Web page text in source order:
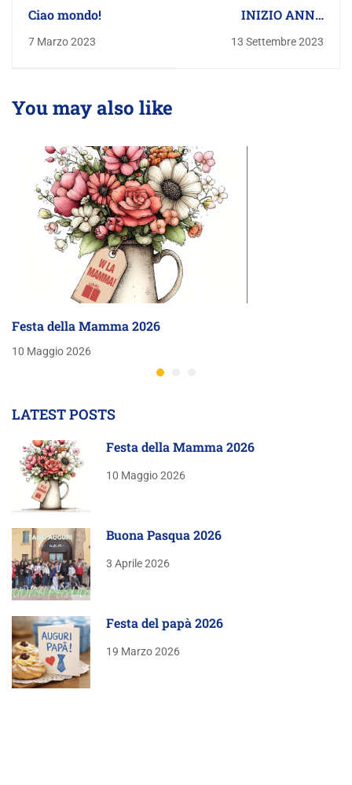
Ciao mondo!
7 Marzo 2023
INIZIO ANNO
SCOLASTICO 2023
13 Settembre 2023
You may also like
Festa della Mamma 2026
10 Maggio 2026
LATEST POSTS
Festa della Mamma 2026
10 Maggio 2026
Buona Pasqua 2026
3 Aprile 2026
Festa del papà 2026
19 Marzo 2026